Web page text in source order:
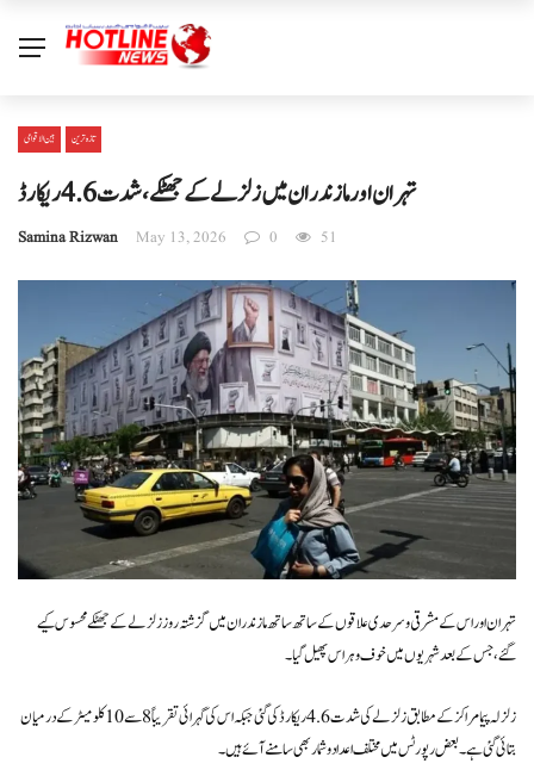
بین الا قوامی تازہ ترین
تہران اور مازندران میں زلزلے کے جھٹکے، شدت 4.6 ریکارڈ
Samina Rizwan May 13, 2026 0 51
تہران اور اس کے مشرقی و سرحدی علاقوں کے ساتھ ساتھ مازندران میں گزشتہ روز زلزلے کے جھٹکے محسوس کیے
گئے، جس کے بعد شہریوں میں خوف و ہراس پھیل گیا۔
زلزلہ پیما مراکز کے مطابق زلزلے کی شدت 4.6 ریکارڈ کی گئی جبکہ اس کی گہرائی تقریباً 8 سے 10 کلومیٹر کے درمیان
بتائی گئی ہے۔ بعض رپورٹس میں مختلف اعداد و شمار بھی سامنے آئے ہیں۔